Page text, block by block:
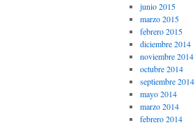
junio 2015
marzo 2015
febrero 2015
diciembre 2014
noviembre 2014
octubre 2014
septiembre 2014
mayo 2014
marzo 2014
febrero 2014